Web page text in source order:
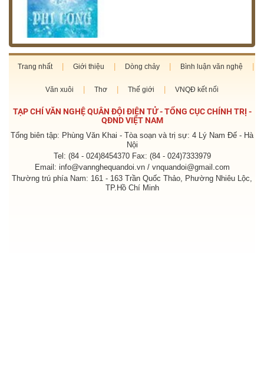
Trang nhất Giới thiệu Dòng chảy Bình luận văn nghệ
Văn xuôi Thơ Thế giới VNQĐ kết nối
TẠP CHÍ VĂN NGHỆ QUÂN ĐỘI ĐIỆN TỬ - TỔNG CỤC CHÍNH TRỊ -
QĐND VIỆT NAM
Tổng biên tập: Phùng Văn Khai - Tòa soạn và trị sự: 4 Lý Nam Đế - Hà
Nội
Tel: (84 - 024)8454370 Fax: (84 - 024)7333979
Email: info@vannghequandoi.vn / vnquandoi@gmail.com
Thường trú phía Nam: 161 - 163 Trần Quốc Thảo, Phường Nhiêu Lộc,
TP.Hồ Chí Minh